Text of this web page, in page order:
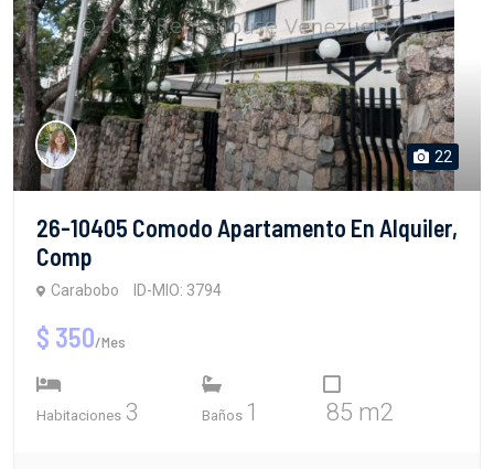
22
26-10405 Comodo Apartamento En Alquiler,
Comp
Carabobo ID-MIO: 3794
$ 350/Mes
Habitaciones 3 Baños 1 85 m2